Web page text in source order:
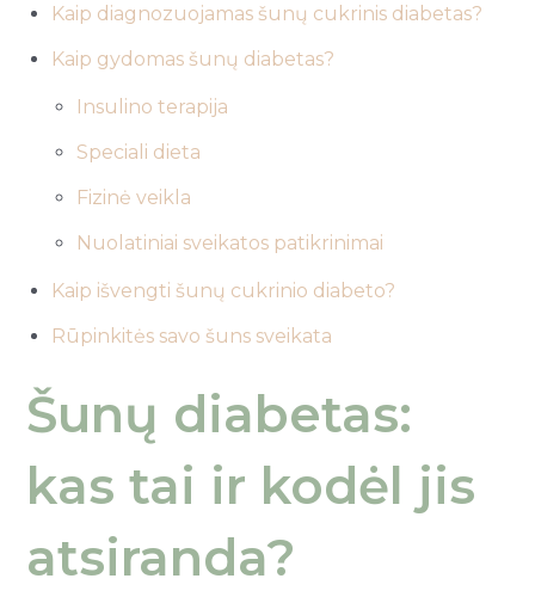
Kaip diagnozuojamas šunų cukrinis diabetas?
Kaip gydomas šunų diabetas?
Insulino terapija
Speciali dieta
Fizinė veikla
Nuolatiniai sveikatos patikrinimai
Kaip išvengti šunų cukrinio diabeto?
Rūpinkitės savo šuns sveikata
Šunų diabetas:
kas tai ir kodėl jis
atsiranda?